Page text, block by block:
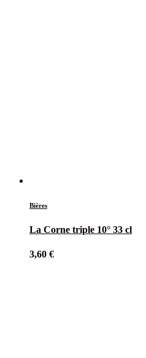
Bières
La Corne triple 10° 33 cl
3,60 €